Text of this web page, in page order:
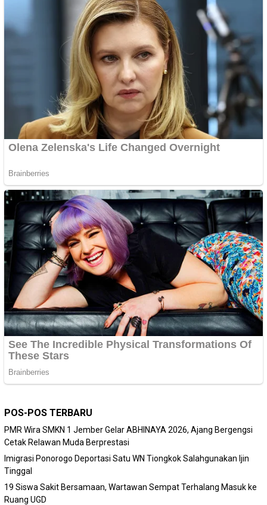
POS-POS TERBARU
PMR Wira SMKN 1 Jember Gelar ABHINAYA 2026, Ajang Bergengsi
Cetak Relawan Muda Berprestasi
Imigrasi Ponorogo Deportasi Satu WN Tiongkok Salahgunakan Ijin
Tinggal
19 Siswa Sakit Bersamaan, Wartawan Sempat Terhalang Masuk ke
Ruang UGD